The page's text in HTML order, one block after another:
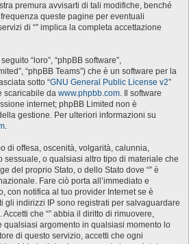
premura avvisarti di tali modifiche, benché
queste pagine per eventuali
di “” implica la completa accettazione
“loro”, “phpBB software”,
“phpBB Teams”) che è un software per la
sotto “GNU General Public License v2”
scaricabile da www.phpbb.com. Il software
internet; phpBB Limited non è
gestione. Per ulteriori informazioni su
.
di offesa, oscenità, volgarità, calunnia,
sessuale, o qualsiasi altro tipo di materiale che
del proprio Stato, o dello Stato dove “” è
Fare ciò porta all’immediato e
con notifica al tuo provider Internet se è
gli indirizzi IP sono registrati per salvaguardare
che “” abbia il diritto di rimuovere,
qualsiasi argomento in qualsiasi momento lo
di questo servizio, accetti che ogni